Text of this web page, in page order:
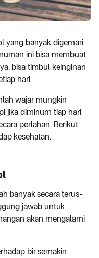
yang banyak digemari
ini bisa membuat
bisa timbul keinginan
hari.
wajar mungkin
jika diminum tiap hari
perlahan. Berikut
kesehatan.
banyak secara terus-
jawab untuk
akan mengalami
bir semakin